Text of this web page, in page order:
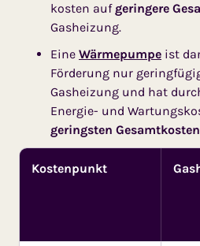
kos­ten auf geringere
Gasheizung.
Eine Wärmepumpe ist
Förderung nur
Gasheizung und hat
Energie- und
geringsten Gesamt­kosten
Kostenpunkt